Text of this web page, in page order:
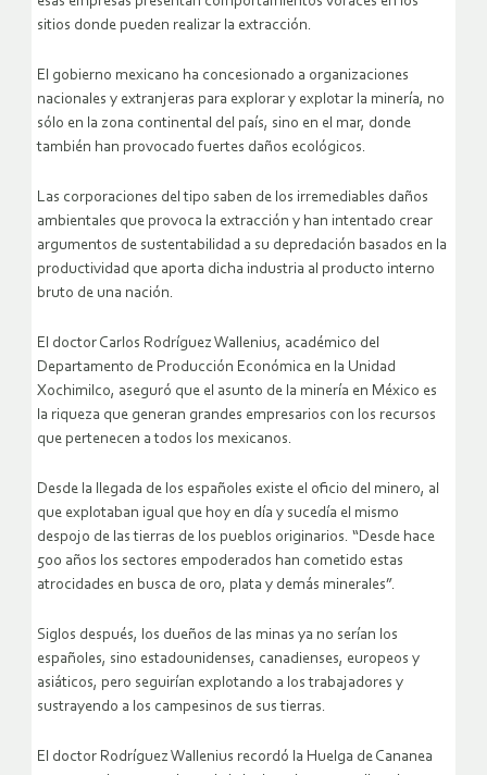
sitios donde pueden realizar la extracción.
El gobierno mexicano ha concesionado a organizaciones
nacionales y extranjeras para explorar y explotar la minería, no
sólo en la zona continental del país, sino en el mar, donde
también han provocado fuertes daños ecológicos.
Las corporaciones del tipo saben de los irremediables daños
ambientales que provoca la extracción y han intentado crear
argumentos de sustentabilidad a su depredación basados en la
productividad que aporta dicha industria al producto interno
bruto de una nación.
El doctor Carlos Rodríguez Wallenius, académico del
Departamento de Producción Económica en la Unidad
Xochimilco, aseguró que el asunto de la minería en México es
la riqueza que generan grandes empresarios con los recursos
que pertenecen a todos los mexicanos.
Desde la llegada de los españoles existe el oficio del minero, al
que explotaban igual que hoy en día y sucedía el mismo
despojo de las tierras de los pueblos originarios. “Desde hace
500 años los sectores empoderados han cometido estas
atrocidades en busca de oro, plata y demás minerales”.
Siglos después, los dueños de las minas ya no serían los
españoles, sino estadounidenses, canadienses, europeos y
asiáticos, pero seguirían explotando a los trabajadores y
sustrayendo a los campesinos de sus tierras.
El doctor Rodríguez Wallenius recordó la Huelga de Cananea